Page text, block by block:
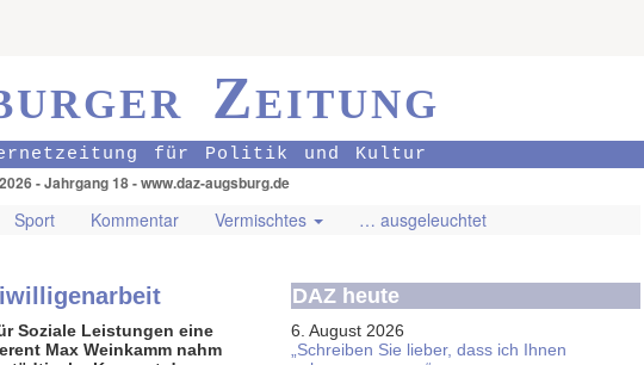
Zeitung
für Politik und Kultur
- Jahrgang 18 - www.daz-augsburg.de
Sport Kommentar Vermischtes … ausgeleuchtet
Soziale Leistungen eine
Max Weinkamm nahm
DAZ heute
6. August 2026
„Schreiben Sie lieber, dass ich Ihnen